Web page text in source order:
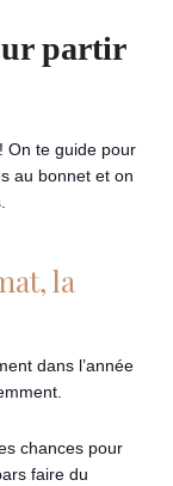
partir
On te guide pour
au bonnet et on
la
dans l’année
chances pour
faire du